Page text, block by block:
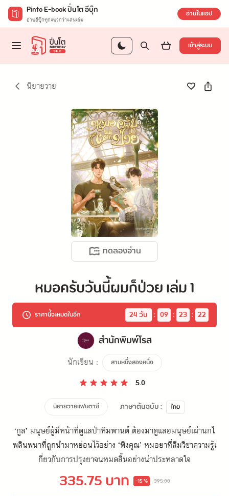
Pinto E-book ปิ่นโต อีบุ๊ก
อ่านอีบุ๊กทุกแนวกว่าแสนเล่ม อ่านในแอป
เข้าสู่ระบบ
นิยายวาย
ทดลองอ่าน
หมอครับวันนี้ผมก็ป่วย เล่ม 1
ราคานี้จะหมดในอีก 24 วัน : 09 : 23 : 21
สำนักพิมพ์โรส
นักเขียน : สามหนึ่งสองหนึ่ง
5.0
นิยายวายแฟนตาซี ภาษาต้นฉบับ : ไทย
‘กูล’ มนุษย์ผู้มีหน้าที่ดูแลป่าหิมพานต์ ต้องมาดูแลอมนุษย์เผ่านกไ
พลินพนาที่ถูกนำมาหย่อนไว้อย่าง ‘พิงคุณ’ หมอยาที่ลืมวิชาความรู้เ
กี่ยวกับการปรุงยาจนหมดสิ้นอย่างน่าประหลาดใจ
335.75 บาท -15 % 395.00